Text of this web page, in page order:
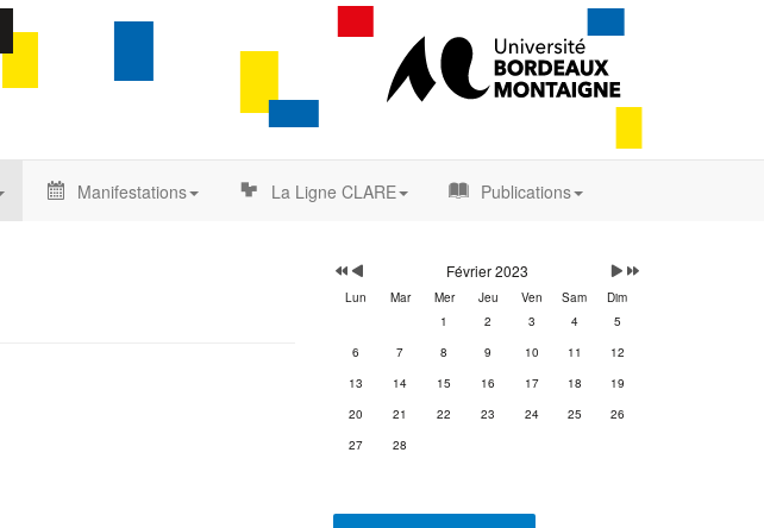
Manifestations La Ligne CLARE Publications
Février 2023
Lun Mar Mer Jeu Ven Sam
Dim
1
2 3 4
5
6
7 8 9 10 11
12
13
14 15 16 17 18
19
20
21 22 23 24 25
26
27
28